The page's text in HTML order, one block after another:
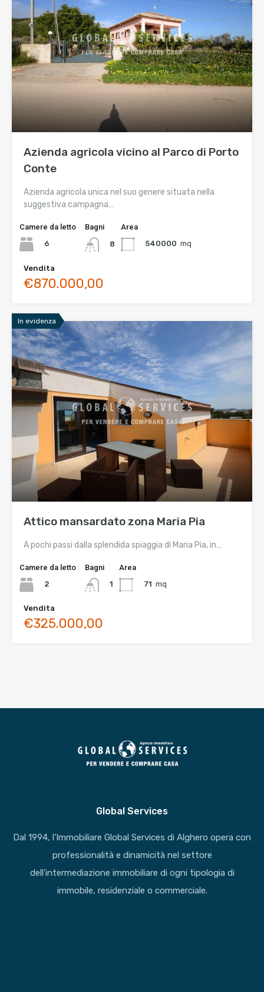
Azienda agricola vicino al Parco di Porto
Conte
Azienda agricola unica nel suo genere situata nella
suggestiva campagna…
Camere da letto
6
Bagni
8
Area
540000 mq
Vendita
€870.000,00
In evidenza
Attico mansardato zona Maria Pia
A pochi passi dalla splendida spiaggia di Maria Pia, in…
Camere da letto
2
Bagni
1
Area
71 mq
Vendita
€325.000,00
Global Services
Dal 1994, l’Immobiliare Global Services di Alghero opera con
professionalità e dinamicità nel settore
dell’intermediazione immobiliare di ogni tipologia di
immobile, residenziale o commerciale.